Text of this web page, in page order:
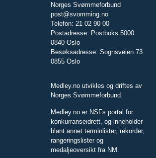
Norges Svømmeforbund
post@svomming.no
Telefon: 21 02 90 00
Postadresse: Postboks 5000
0840 Oslo
Besøksadresse: Sognsveien 73
0855 Oslo
Medley.no utvikles og driftes av
Norges Svømmeforbund.
Medley.no er NSFs portal for
konkurranseidrett, og inneholder
blant annet terminlister, rekorder,
rangeringslister og
medaljeoversikt fra NM.